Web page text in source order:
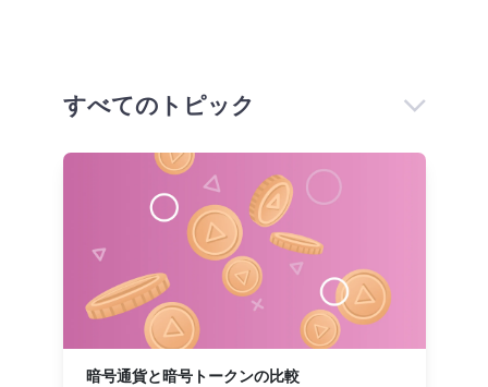
すべてのトピック
暗号通貨と暗号トークンの比較